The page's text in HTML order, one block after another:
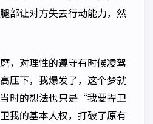
部让对方失去行动能力，然
，对理性的遵守有时候凌驾
压下，我爆发了，这个梦就
时的想法也只是“我要捍卫
我的基本人权，打破了原有